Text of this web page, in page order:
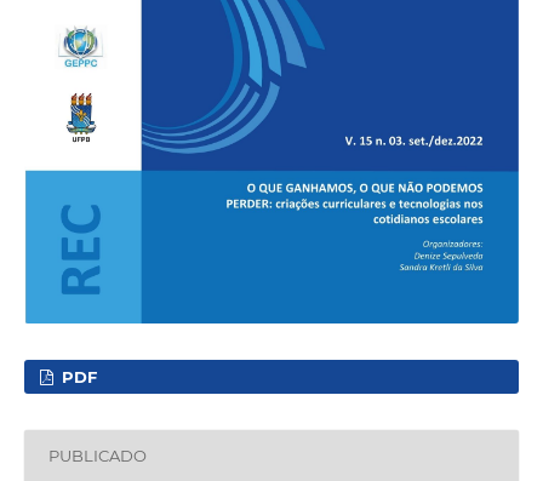
PDF
PUBLICADO